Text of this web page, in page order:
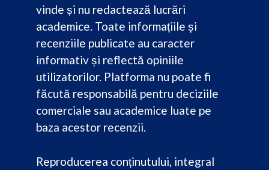
vinde și nu redactează lucrări
academice. Toate informațiile și
recenziile publicate au caracter
informativ și reflectă opiniile
utilizatorilor. Platforma nu poate fi
făcută responsabilă pentru deciziile
comerciale sau academice luate pe
baza acestor recenzii.
Reproducerea conținutului, integral